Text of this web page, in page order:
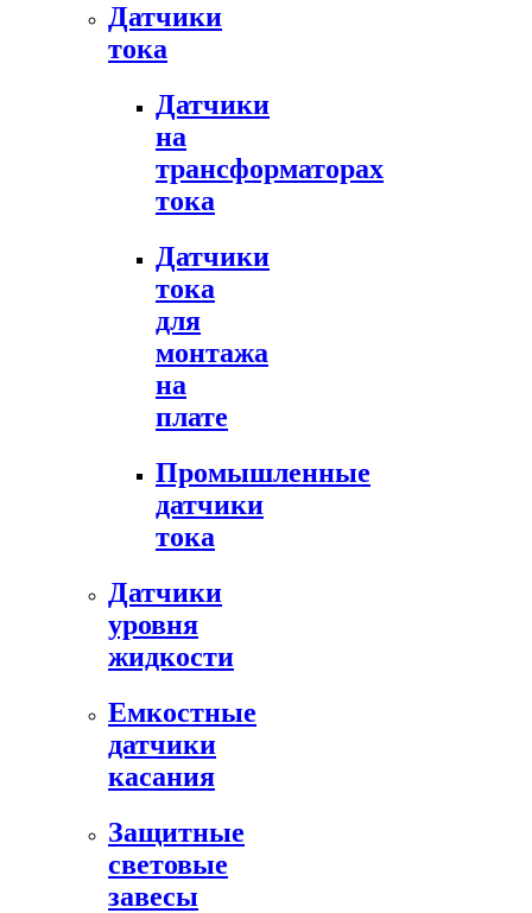
Датчики
тока
Датчики
на
трансформаторах
тока
Датчики
тока
для
монтажа
на
плате
Промышленные
датчики
тока
Датчики
уровня
жидкости
Емкостные
датчики
касания
Защитные
световые
завесы